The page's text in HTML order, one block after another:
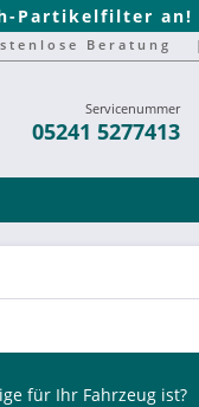
Partikelfilter an!
Beratung
Servicenummer
05241 5277413
für Ihr Fahrzeug ist?